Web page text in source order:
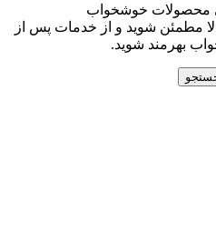
محصولات خوشخواب
مطمئن شوید و از خدمات پس از
بهرمند شوید.